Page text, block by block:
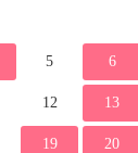
5 6
12 13
19 20